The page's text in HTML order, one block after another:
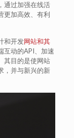
通过加强在线活
更加高效、有利
和开发网站和其
互动的API、加速
其目的是使网站
，并与新兴的新